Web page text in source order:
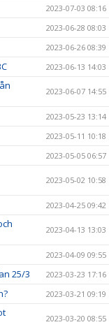
2023-07-03 08:16
2023-06-28 08:03
2023-06-26 08:39
2023-06-13 14:03
2023-06-07 14:55
2023-05-23 13:14
2023-05-11 10:18
2023-05-05 06:57
2023-05-02 10:58
2023-04-25 09:42
2023-04-13 13:03
2023-04-09 09:55
25/3 2023-03-23 17:16
2023-03-21 09:19
2023-03-20 08:55